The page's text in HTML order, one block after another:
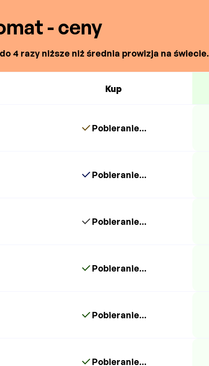
- ceny
4 razy niższe niż średnia prowizja na świecie.
Kup
Pobieranie...
Pobieranie...
Pobieranie...
Pobieranie...
Pobieranie...
Pobieranie...